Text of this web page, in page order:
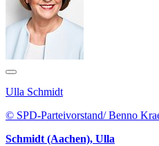
Ulla Schmidt
© SPD-Parteivorstand/ Benno
Schmidt (Aachen), Ulla